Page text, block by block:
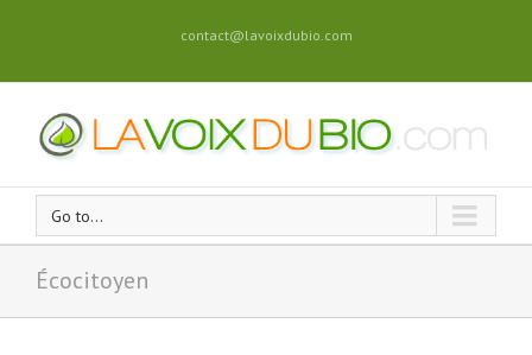
contact@lavoixdubio.com
Go to...
Écocitoyen